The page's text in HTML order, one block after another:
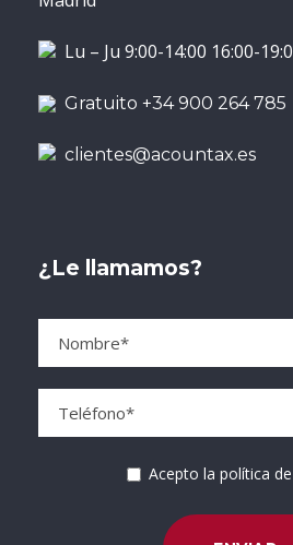
Lu – Ju 9:00-14:00 16:00-
Gratuito +34 900 264 785
clientes@acountax.es
¿Le llamamos?
Acepto la política